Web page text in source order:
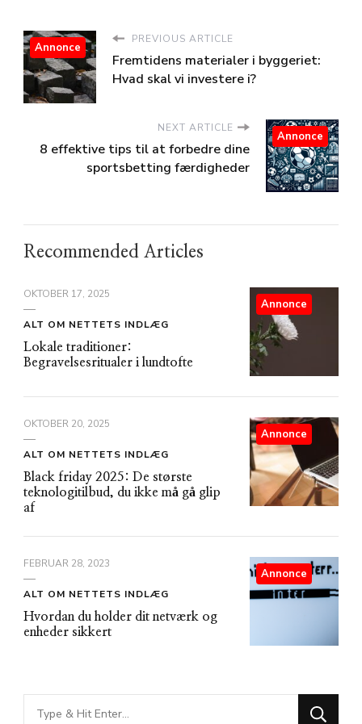
PREVIOUS ARTICLE
Fremtidens materialer i byggeriet:
Hvad skal vi investere i?
Annonce
NEXT ARTICLE
8 effektive tips til at forbedre dine
sportsbetting færdigheder
Annonce
Recommended Articles
OKTOBER 17, 2025
ALT OM NETTETS INDLÆG
Lokale traditioner:
Begravelsesritualer i lundtofte
Annonce
OKTOBER 20, 2025
ALT OM NETTETS INDLÆG
Black friday 2025: De største
teknologitilbud, du ikke må gå glip
af
Annonce
FEBRUAR 28, 2023
ALT OM NETTETS INDLÆG
Hvordan du holder dit netværk og
enheder sikkert
Annonce
Looking